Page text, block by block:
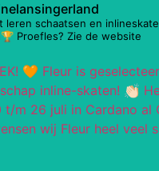
leren schaatsen en
Proefles? Zie de website